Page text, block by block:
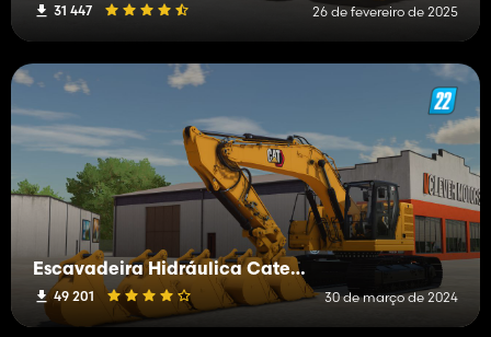
31 447 26 de fevereiro de 2025
Escavadeira Hidráulica Caterpillar 335
49 201 30 de março de 2024